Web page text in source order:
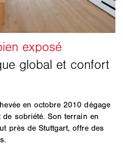
en octobre 2010 dégage
sobriété. Son terrain en
près de Stuttgart, offre des